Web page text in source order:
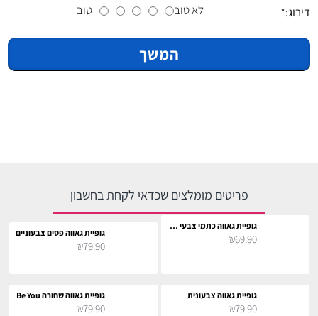
דירוג:
לא טוב טוב
המשך
פריטים מומלצים שכדאי לקחת בחשבון
גופיית גאווה כתמי צבעי הגאווה
₪69.90 גופיית גאווה פסים צבעוניים
₪79.90
גופיית גאווה צבעונית
₪79.90
גופיית גאווה שחורה Be You
₪79.90